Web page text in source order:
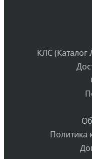
КЛС (Каталог
Политика